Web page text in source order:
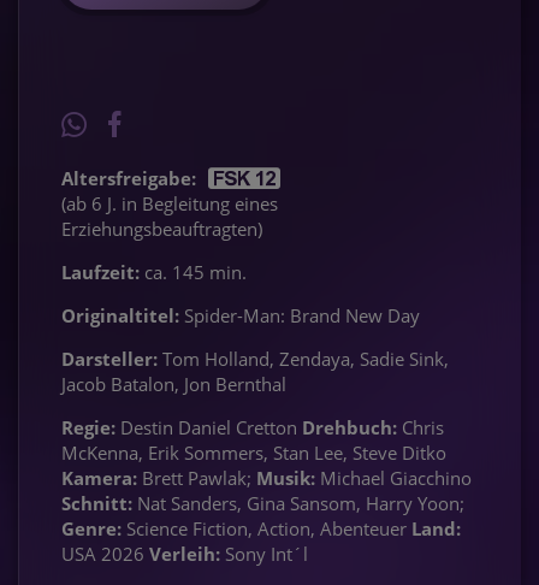
Altersfreigabe:
(ab 6 J. in Begleitung eines
Erziehungsbeauftragten)
Laufzeit: ca. 145 min.
Originaltitel: Spider-Man: Brand New Day
Darsteller: Tom Holland, Zendaya, Sadie Sink,
Jacob Batalon, Jon Bernthal
Regie: Destin Daniel Cretton Drehbuch: Chris
McKenna, Erik Sommers, Stan Lee, Steve Ditko
Kamera: Brett Pawlak; Musik: Michael Giacchino
Schnitt: Nat Sanders, Gina Sansom, Harry Yoon;
Genre: Science Fiction, Action, Abenteuer Land:
USA 2026 Verleih: Sony Int´l